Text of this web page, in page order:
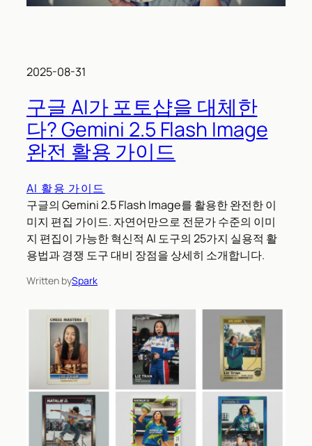
2025-08-31
구글 AI가 포토샵을 대체한
다? Gemini 2.5 Flash Image
완전 활용 가이드
AI 활용 가이드
구글의 Gemini 2.5 Flash Image를 활용한 완전한 이
미지 편집 가이드. 자연어만으로 전문가 수준의 이미
지 편집이 가능한 혁신적 AI 도구의 25가지 실용적 활
용법과 경쟁 도구 대비 장점을 상세히 소개합니다.
Written bySpark